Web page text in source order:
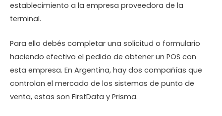
establecimiento a la empresa proveedora de la
terminal.
Para ello debés completar una solicitud o formulario
haciendo efectivo el pedido de obtener un POS con
esta empresa. En Argentina, hay dos compañías que
controlan el mercado de los sistemas de punto de
venta, estas son FirstData y Prisma.